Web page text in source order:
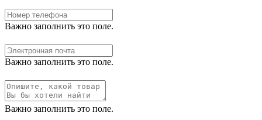
Важно заполнить это поле.
Важно заполнить это поле.
Важно заполнить это поле.